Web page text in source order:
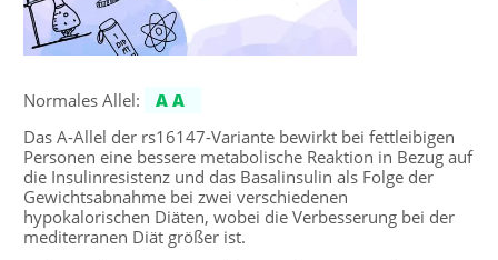
Normales Allel:
AA
Das A-Allel der rs16147-Variante bewirkt bei fettleibigen
Personen eine bessere metabolische Reaktion in Bezug auf
die Insulinresistenz und das Basalinsulin als Folge der
Gewichtsabnahme bei zwei verschiedenen
hypokalorischen Diäten, wobei die Verbesserung bei der
mediterranen Diät größer ist.